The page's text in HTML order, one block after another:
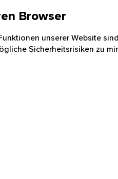
Browser
unserer Website
Sicherheitsrisiken zu